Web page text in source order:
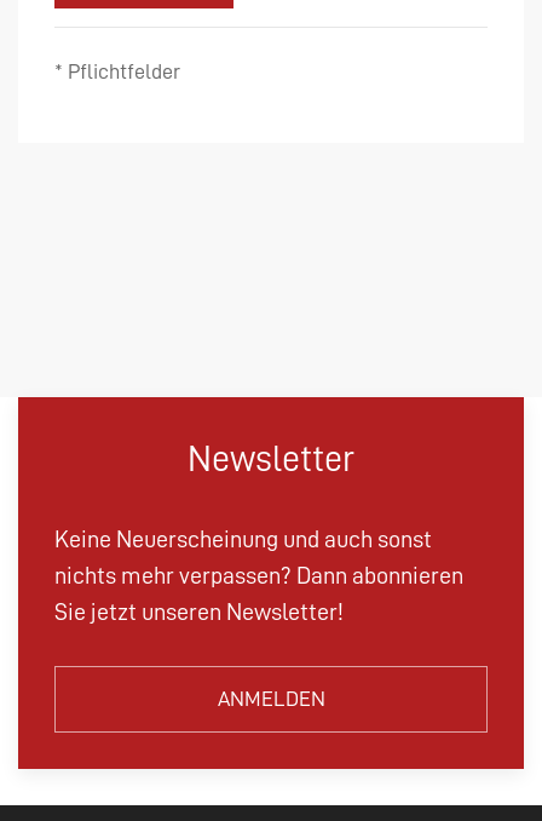
* Pflichtfelder
Newsletter
Keine Neuerscheinung und auch sonst
nichts mehr verpassen? Dann abonnieren
Sie jetzt unseren Newsletter!
ANMELDEN